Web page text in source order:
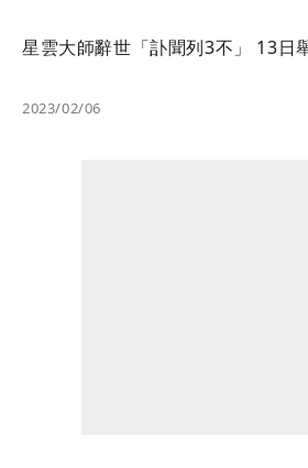
星雲大師辭世「訃聞列3不」 13日
2023/02/06